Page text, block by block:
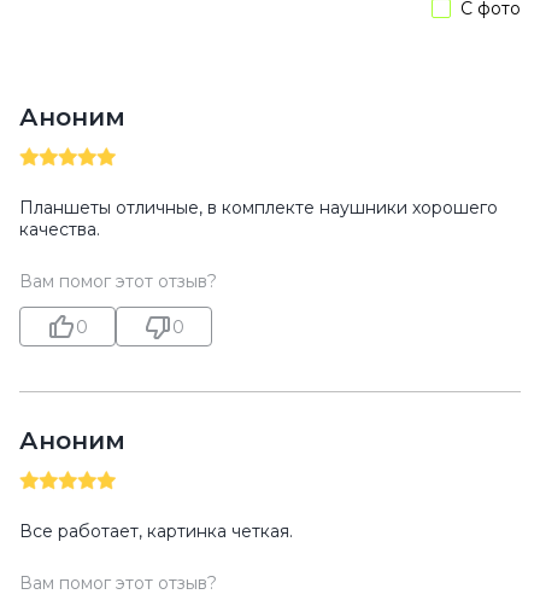
С фото
Аноним
Планшеты отличные, в комплекте наушники хорошего
качества.
Вам помог этот отзыв?
0 0
Аноним
Все работает, картинка четкая.
Вам помог этот отзыв?